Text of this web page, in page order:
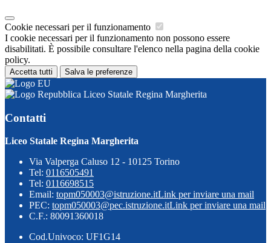
Cookie necessari per il funzionamento
I cookie necessari per il funzionamento non possono essere
disabilitati. È possibile consultare l'elenco nella pagina della cookie
policy.
Accetta tutti Salva le preferenze
Liceo Statale Regina Margherita
Contatti
Liceo Statale Regina Margherita
Via Valperga Caluso 12 - 10125 Torino
Tel: 0116505491
Tel: 0116698515
Email: topm050003@istruzione.itLink per inviare una mail
PEC: topm050003@pec.istruzione.itLink per inviare una mail
C.F.: 80091360018
Cod.Univoco: UF1G14